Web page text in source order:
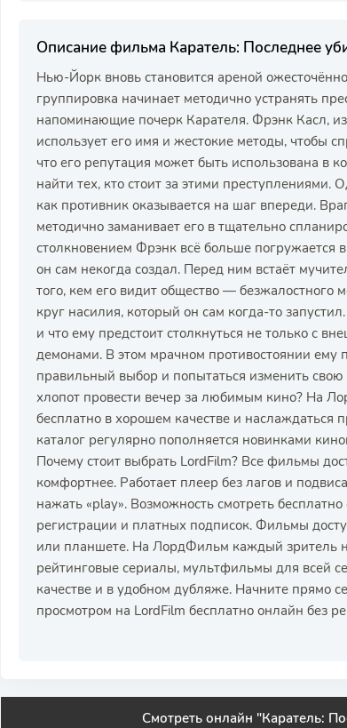
Описание фильма Каратель: Последнее
Нью-Йорк вновь становится ареной
группировка начинает методично устранять
напоминающие почерк Карателя. Фрэнк Касл,
использует его имя и жестокие методы, чтобы
что его репутация может быть использована в
найти тех, кто стоит за этими
как противник оказывается на шаг впереди.
методично заманивает его в тщательно
столкновением Фрэнк всё больше погружается
он сам некогда создал. Перед ним встаёт
того, кем его видит общество — безжалостного
круг насилия, который он сам когда-то
и что ему предстоит столкнуться не только с
демонами. В этом мрачном противостоянии ему
правильный выбор и попытаться изменить
хлопот провести вечер за любимым кино? На
бесплатно в хорошем качестве и
каталог регулярно пополняется новинками
Почему стоит выбрать LordFilm? Все фильмы
комфортнее. Работает плеер без лагов и
нажать «play». Возможность смотреть
регистрации и платных подписок. Фильмы
или планшете. На ЛордФильм каждый зритель
рейтинговые сериалы, мультфильмы для всей
качестве и в удобном дубляже. Начните прямо
просмотром на LordFilm бесплатно онлайн без
Смотреть онлайн "Каратель: